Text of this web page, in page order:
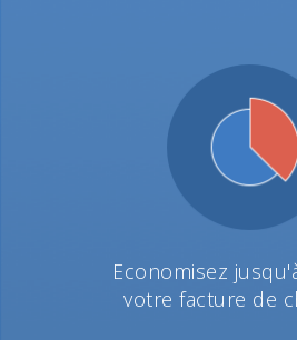
Economisez
votre facture de